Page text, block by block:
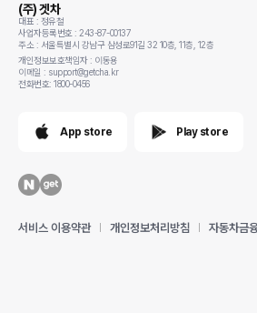
(주) 겟차
대표 : 정유철
사업자등록번호 : 243-87-00137
주소 : 서울특별시 강남구 삼성로91길 32 10층, 11층, 12층
개인정보보호책임자 : 이동용
이메일 : support@getcha.kr
전화번호: 1800-0456
App store Play store
서비스 이용약관 개인정보처리방침 자동차금